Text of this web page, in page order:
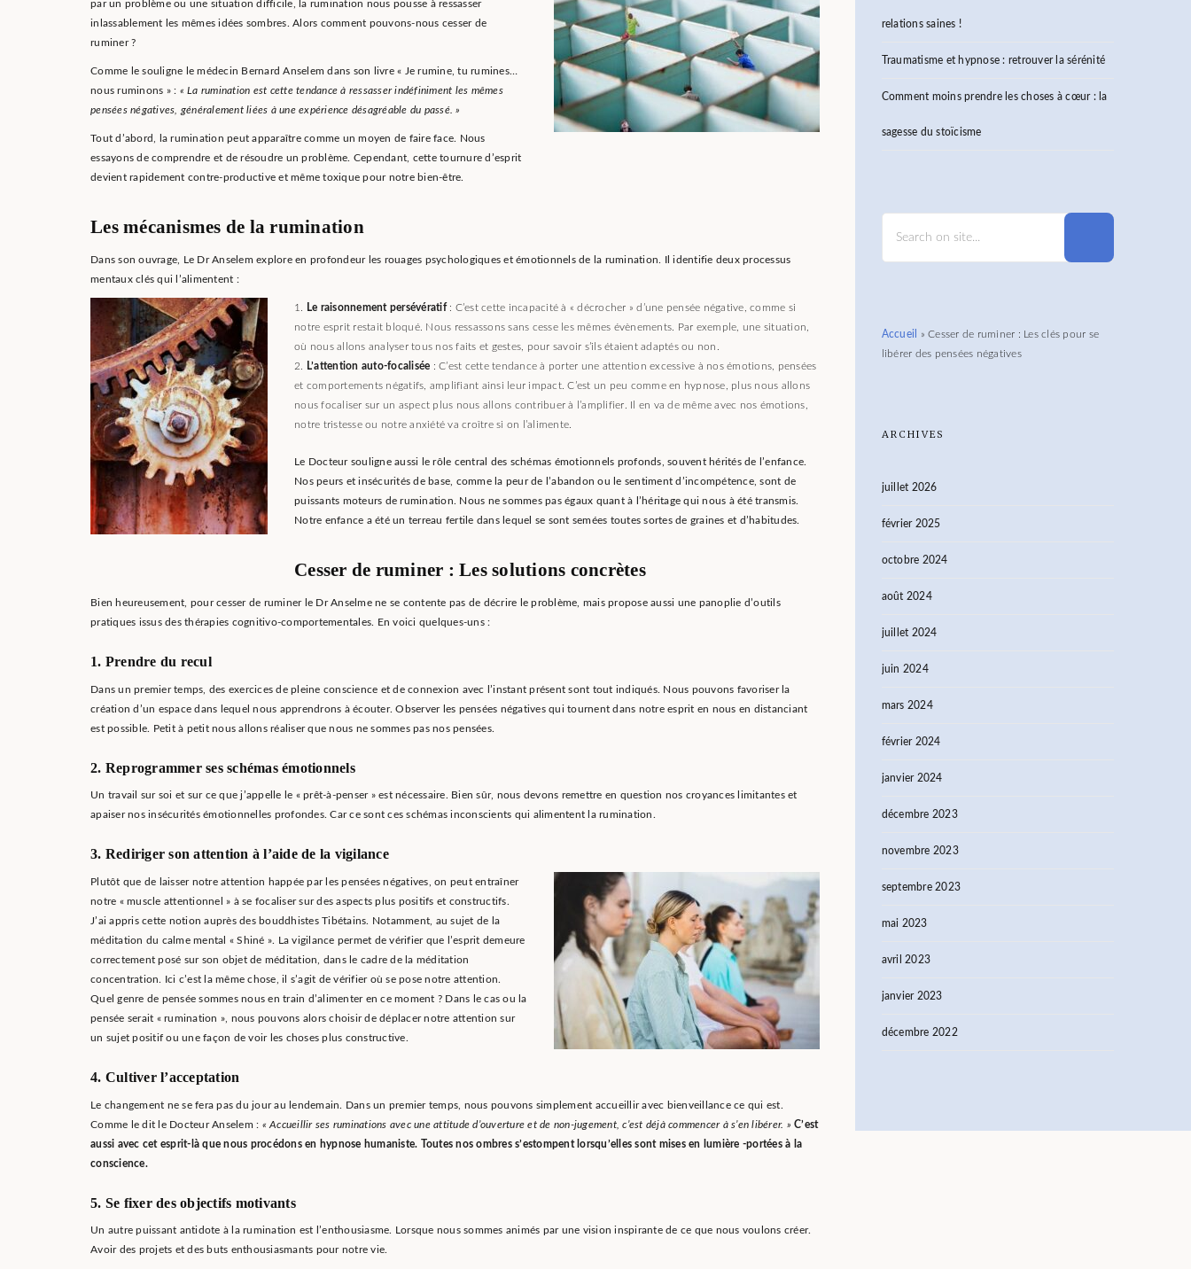
par un problème ou une situation difficile, la rumination nous pousse à ressasser
inlassablement les mêmes idées sombres. Alors comment pouvons-nous cesser de
ruminer ?
Comme le souligne le médecin Bernard Anselem dans son livre « Je rumine, tu rumines…
nous ruminons » : « La rumination est cette tendance à ressasser indéfiniment les mêmes
pensées négatives, généralement liées à une expérience désagréable du passé. »
Tout d’abord, la rumination peut apparaître comme un moyen de faire face. Nous
essayons de comprendre et de résoudre un problème. Cependant, cette tournure d’esprit
devient rapidement contre-productive et même toxique pour notre bien-être.
Les mécanismes de la rumination
Dans son ouvrage, Le Dr Anselem explore en profondeur les rouages psychologiques et émotionnels de la rumination. Il identifie deux processus
mentaux clés qui l’alimentent :
Le raisonnement persévératif: C’est cette incapacité à « décrocher » d’une pensée négative, comme si
notre esprit restait bloqué. Nous ressassons sans cesse les mêmes évènements. Par exemple, une situation,
où nous allons analyser tous nos faits et gestes, pour savoir s’ils étaient adaptés ou non.
L’attention auto-focalisée : C’est cette tendance à porter une attention excessive à nos émotions, pensées
et comportements négatifs, amplifiant ainsi leur impact. C’est un peu comme en hypnose, plus nous allons
nous focaliser sur un aspect plus nous allons contribuer à l’amplifier. Il en va de même avec nos émotions,
notre tristesse ou notre anxiété va croître si on l’alimente.
Le Docteur souligne aussi le rôle central des schémas émotionnels profonds, souvent hérités de l’enfance.
Nos peurs et insécurités de base, comme la peur de l’abandon ou le sentiment d’incompétence, sont de
puissants moteurs de rumination. Nous ne sommes pas égaux quant à l’héritage qui nous à été transmis.
Notre enfance a été un terreau fertile dans lequel se sont semées toutes sortes de graines et d’habitudes.
Cesser de ruminer : Les solutions concrètes
Bien heureusement, pour cesser de ruminer le Dr Anselme ne se contente pas de décrire le problème, mais propose aussi une panoplie d’outils
pratiques issus des thérapies cognitivo-comportementales. En voici quelques-uns :
1. Prendre du recul
Dans un premier temps, des exercices de pleine conscience et de connexion avec l’instant présent sont tout indiqués. Nous pouvons favoriser la
création d’un espace dans lequel nous apprendrons à écouter. Observer les pensées négatives qui tournent dans notre esprit en nous en distanciant
est possible. Petit à petit nous allons réaliser que nous ne sommes pas nos pensées.
2. Reprogrammer ses schémas émotionnels
Un travail sur soi et sur ce que j’appelle le « prêt-à-penser » est nécessaire. Bien sûr, nous devons remettre en question nos croyances limitantes et
apaiser nos insécurités émotionnelles profondes. Car ce sont ces schémas inconscients qui alimentent la rumination.
3. Rediriger son attention à l’aide de la vigilance
Plutôt que de laisser notre attention happée par les pensées négatives, on peut entraîner
notre « muscle attentionnel » à se focaliser sur des aspects plus positifs et constructifs.
J’ai appris cette notion auprès des bouddhistes Tibétains. Notamment, au sujet de la
méditation du calme mental « Shiné ». La vigilance permet de vérifier que l’esprit demeure
correctement posé sur son objet de méditation, dans le cadre de la méditation
concentration. Ici c’est la même chose, il s’agit de vérifier où se pose notre attention.
Quel genre de pensée sommes nous en train d’alimenter en ce moment ? Dans le cas ou la
pensée serait « rumination », nous pouvons alors choisir de déplacer notre attention sur
un sujet positif ou une façon de voir les choses plus constructive.
4. Cultiver l’acceptation
Le changement ne se fera pas du jour au lendemain. Dans un premier temps, nous pouvons simplement accueillir avec bienveillance ce qui est.
Comme le dit le Docteur Anselem : « Accueillir ses ruminations avec une attitude d’ouverture et de non-jugement, c’est déjà commencer à s’en libérer. » C’est
aussi avec cet esprit-là que nous procédons en hypnose humaniste. Toutes nos ombres s’estompent lorsqu’elles sont mises en lumière -portées à la
conscience.
5. Se fixer des objectifs motivants
Un autre puissant antidote à la rumination est l’enthousiasme. Lorsque nous sommes animés par une vision inspirante de ce que nous voulons créer.
Avoir des projets et des buts enthousiasmants pour notre vie.
relations saines !
Traumatisme et hypnose : retrouver la sérénité
Comment moins prendre les choses à cœur : la
sagesse du stoïcisme
Accueil » Cesser de ruminer : Les clés pour se
libérer des pensées négatives
ARCHIVES
juillet 2026
février 2025
octobre 2024
août 2024
juillet 2024
juin 2024
mars 2024
février 2024
janvier 2024
décembre 2023
novembre 2023
septembre 2023
mai 2023
avril 2023
janvier 2023
décembre 2022